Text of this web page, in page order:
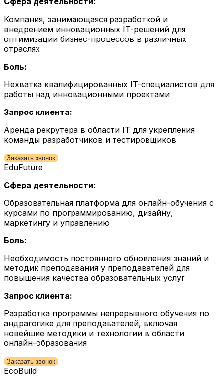
Компания, занимающаяся разработкой и
внедрением инновационных IT-решений для
оптимизации бизнес-процессов в различных
отраслях
Боль:
Нехватка квалифицированных IT-специалистов для
работы над инновационными проектами
Запрос клиента:
Аренда рекрутера в области IT для укрепления
команды разработчиков и тестировщиков
Заказать звонок
EduFuture
Сфера деятельности:
Образовательная платформа для онлайн-обучения с
курсами по программированию, дизайну,
маркетингу и управлению
Боль:
Необходимость постоянного обновления знаний и
методик преподавания у преподавателей для
повышения качества образовательных услуг
Запрос клиента:
Разработка программы непрерывного обучения по
андрагогике для преподавателей, включая
новейшие методики и технологии в области
онлайн-образования
Заказать звонок
EcoBuild